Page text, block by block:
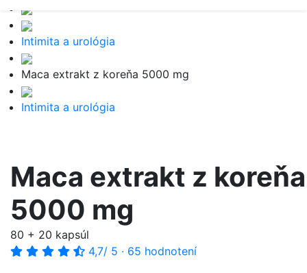
Intimita a urológia
Maca extrakt z koreňa 5000 mg
Intimita a urológia
Maca extrakt z koreňa
5000 mg
80 + 20 kapsúl
4,7/ 5 · 65 hodnotení